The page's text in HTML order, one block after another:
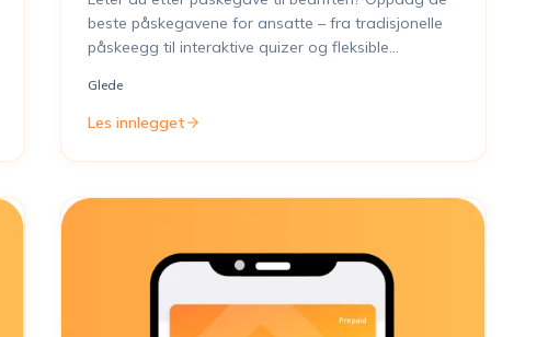
beste påskegavene for ansatte – fra tradisjonelle
påskeegg til interaktive quizer og fleksible
Glede
Les innlegget